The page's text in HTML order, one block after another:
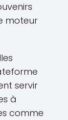
moteur
servir
à
comme